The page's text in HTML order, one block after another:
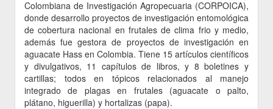
Colombiana de Investigación Agropecuaria (CORPOICA),
donde desarrollo proyectos de investigación entomológica
de cobertura nacional en frutales de clima frio y medio,
además fue gestora de proyectos de investigación en
aguacate Hass en Colombia. Tiene 15 artículos científicos
y divulgativos, 11 capítulos de libros, y 8 boletines y
cartillas; todos en tópicos relacionados al manejo
integrado de plagas en frutales (aguacate o palto,
plátano, higuerilla) y hortalizas (papa).